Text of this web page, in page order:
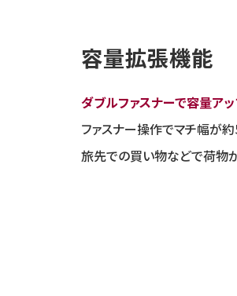
容量拡張機能
ダブルファスナーで容量アッ
ファスナー操作でマチ幅が約
旅先での買い物などで荷物